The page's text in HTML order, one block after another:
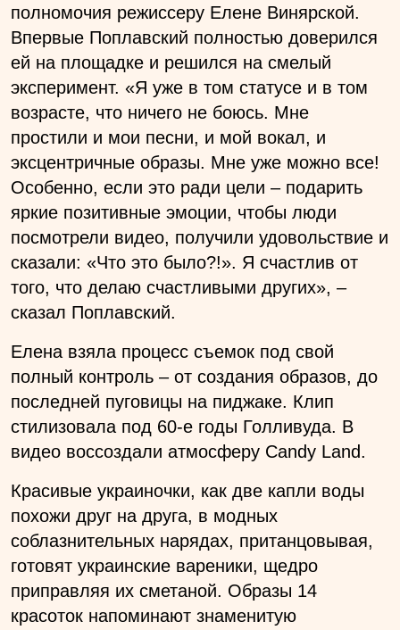
полномочия режиссеру Елене Винярской.
Впервые Поплавский полностью доверился
ей на площадке и решился на смелый
эксперимент. «Я уже в том статусе и в том
возрасте, что ничего не боюсь. Мне
простили и мои песни, и мой вокал, и
эксцентричные образы. Мне уже можно все!
Особенно, если это ради цели – подарить
яркие позитивные эмоции, чтобы люди
посмотрели видео, получили удовольствие и
сказали: «Что это было?!». Я счастлив от
того, что делаю счастливыми других», –
сказал Поплавский.
Елена взяла процесс съемок под свой
полный контроль – от создания образов, до
последней пуговицы на пиджаке. Клип
стилизовала под 60-е годы Голливуда. В
видео воссоздали атмосферу Candy Land.
Красивые украиночки, как две капли воды
похожи друг на друга, в модных
соблазнительных нарядах, пританцовывая,
готовят украинские вареники, щедро
приправляя их сметаной. Образы 14
красоток напоминают знаменитую